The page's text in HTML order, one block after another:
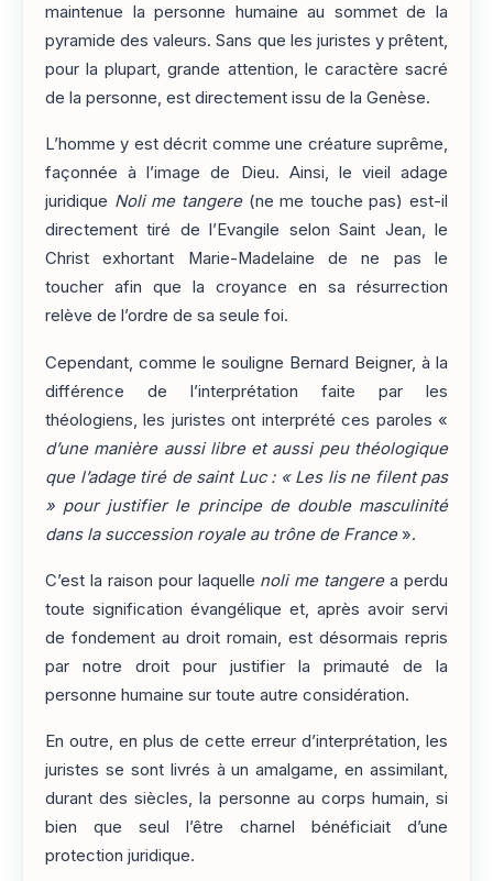
maintenue la personne humaine au sommet de la
pyramide des valeurs. Sans que les juristes y prêtent,
pour la plupart, grande attention, le caractère sacré
de la personne, est directement issu de la Genèse.
L’homme y est décrit comme une créature suprême,
façonnée à l’image de Dieu. Ainsi, le vieil adage
juridique Noli me tangere(ne me touche pas) est-il
directement tiré de l’Evangile selon Saint Jean, le
Christ exhortant Marie-Madelaine de ne pas le
toucher afin que la croyance en sa résurrection
relève de l’ordre de sa seule foi.
Cependant, comme le souligne Bernard Beigner, à la
différence de l’interprétation faite par les
théologiens, les juristes ont interprété ces paroles «
d’une manière aussi libre et aussi peu théologique
que l’adage tiré de saint Luc : « Les lis ne filent pas
» pour justifier le principe de double masculinité
dans la succession royale au trône de France».
C’est la raison pour laquelle noli me tangerea perdu
toute signification évangélique et, après avoir servi
de fondement au droit romain, est désormais repris
par notre droit pour justifier la primauté de la
personne humaine sur toute autre considération.
En outre, en plus de cette erreur d’interprétation, les
juristes se sont livrés à un amalgame, en assimilant,
durant des siècles, la personne au corps humain, si
bien que seul l’être charnel bénéficiait d’une
protection juridique.